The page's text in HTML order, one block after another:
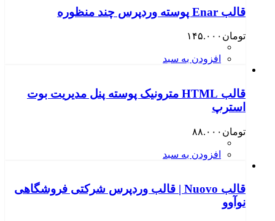
قالب Enar پوسته وردپرس چند منظوره
تومان ۱۴۵.۰۰۰
افزودن به سبد
قالب HTML مترونیک پوسته پنل مدیریت بوت
استرپ
تومان ۸۸.۰۰۰
افزودن به سبد
قالب Nuovo | قالب وردپرس شرکتی فروشگاهی
نوآوو